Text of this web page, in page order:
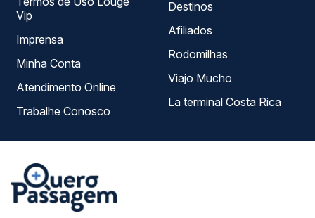
Vip
Imprensa
Minha Conta
Atendimento Online
Trabalhe Conosco
Destinos
Afiliados
Rodomilhas
Viajo Mucho
La terminal Costa Rica